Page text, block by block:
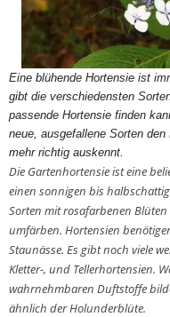
Eine blühende Hortensie ist
gibt die verschiedensten
passende Hortensie finden
neue, ausgefallene Sorten
mehr richtig auskennt.
Die Gartenhortensie ist eine
einen sonnigen bis
Sorten mit rosafarbenen
umfärben. Hortensien
Staunässe. Es gibt noch viele
Kletter-, und Tellerhortensien.
wahrnehmbaren Duftstoffe
ähnlich der Holunderblüte.